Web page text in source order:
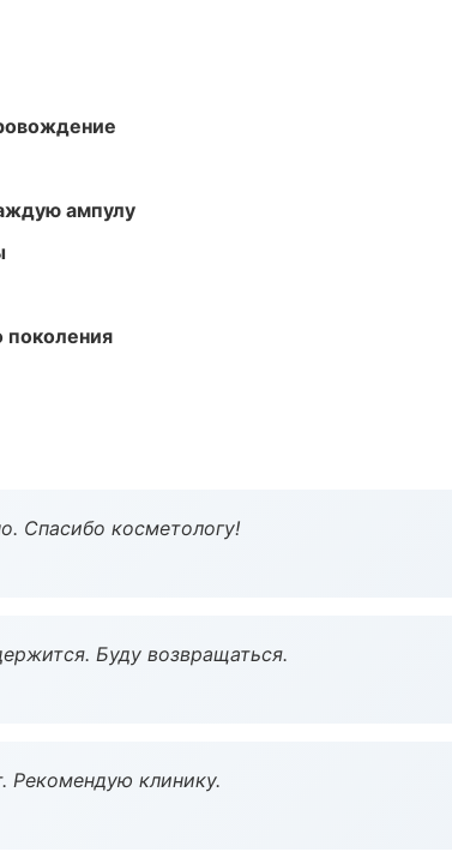
ампулу
поколения
Спасибо косметологу!
Буду возвращаться.
Рекомендую клинику.